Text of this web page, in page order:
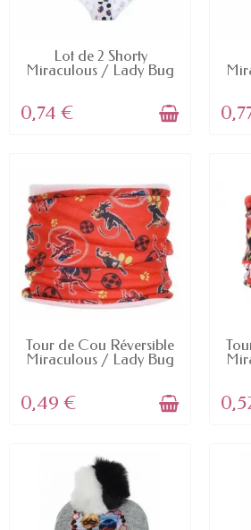
EN STOCK
Lot de 2 Shorty
Miraculous / Lady Bug
0,74 €
EN STOCK
Tour de Cou Réversible
Miraculous / Lady Bug
0,49 €